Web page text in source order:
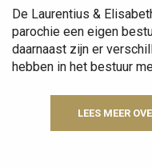
De Laurentius &
parochie een eigen
daarnaast zijn er
hebben in het bestuur
LEES MEER